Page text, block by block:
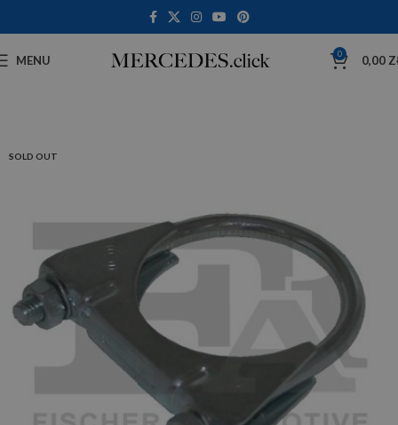
MENU 0 0,00
SOLD OUT